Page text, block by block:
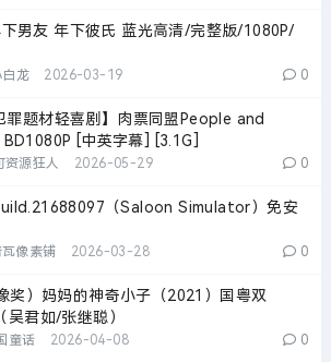
下男友 年下彼氏 蓝光高清/完整版/1080P/
白龙 2026-03-19 0
题材轻喜剧】肉票同盟People and
[中英字幕] [3.1G]
资源狂人 2026-05-29 0
（Saloon Simulator）免安
瓦像素铺 2026-03-28 0
奖）妈妈的神奇小子（2021）国粤双
君如/张继聪）
童话 2026-04-08 0